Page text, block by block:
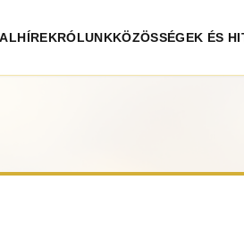
HÍREKRÓLUNKKÖZÖSSÉGEK ÉS